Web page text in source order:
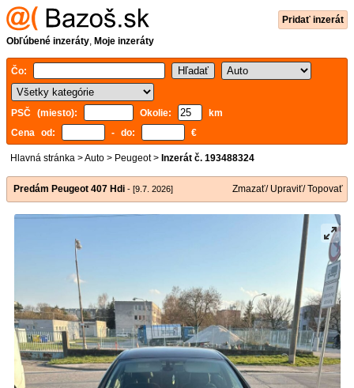
Pridať inzerát
Obľúbené inzeráty, Moje inzeráty
Čo:
PSČ (miesto): Okolie:
km
Cena od:
- do: €
Hlavná stránka >Auto > Peugeot> Inzerát č. 193488324
Predám Peugeot 407 Hdi - [9.7. 2026] Zmazať/ Upraviť/ Topovať